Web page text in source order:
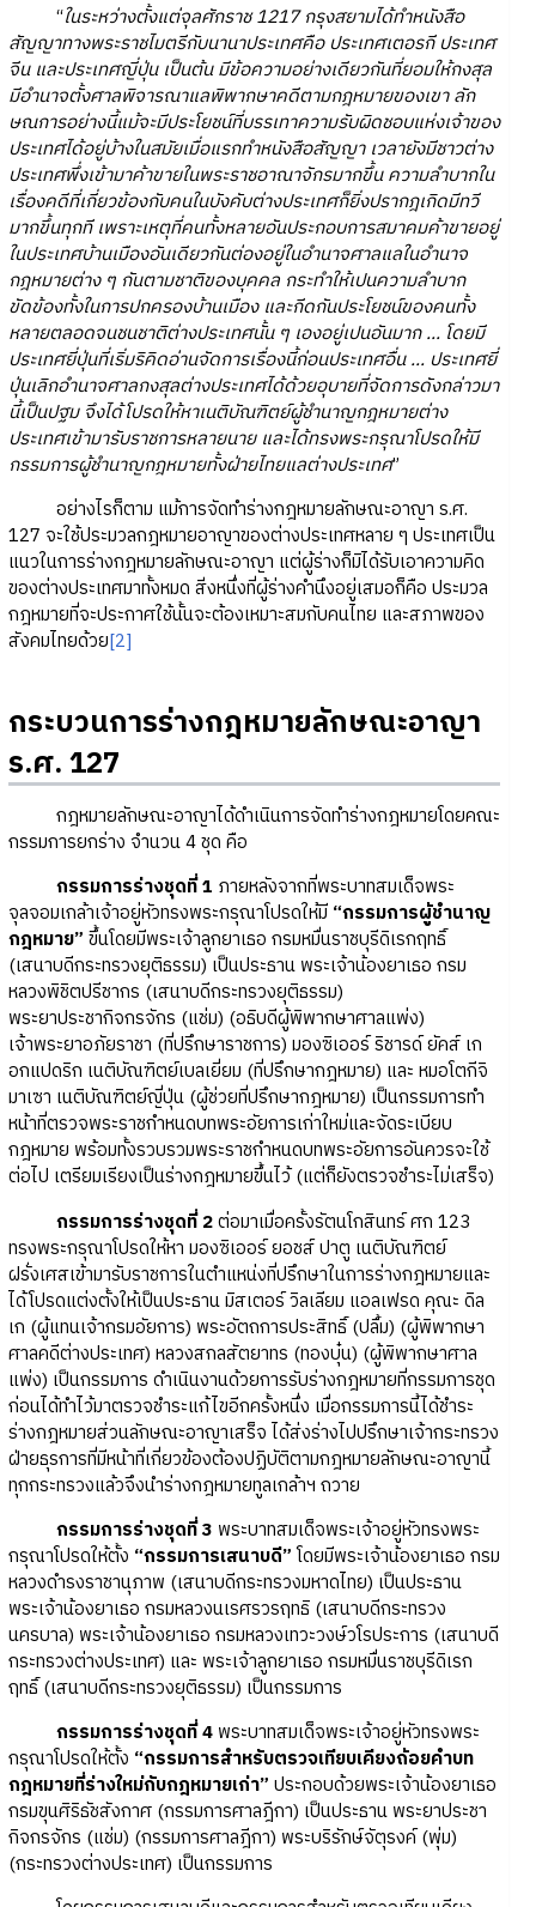
“ในระหว่างตั้งแต่จุลศักราช 1217 กรุงสยามได้ทำหนังสือ
สัญญาทางพระราชไมตรีกับนานาประเทศคือ ประเทศเตอรกี ประเทศ
จีน และประเทศญี่ปุ่น เป็นต้น มีข้อความอย่างเดียวกันที่ยอมให้กงสุล
มีอำนาจตั้งศาลพิจารณาแลพิพากษาคดีตามกฎหมายของเขา ลัก
ษณการอย่างนี้แม้จะมีประโยชน์ที่บรรเทาความรับผิดชอบแห่งเจ้าของ
ประเทศได้อยู่บ้างในสมัยเมื่อแรกทำหนังสือสัญญา เวลายังมีชาวต่าง
ประเทศพึ่งเข้ามาค้าขายในพระราชอาณาจักรมากขึ้น ความลำบากใน
เรื่องคดีที่เกี่ยวข้องกับคนในบังคับต่างประเทศก็ยิ่งปรากฎเกิดมีทวี
มากขึ้นทุกที เพราะเหตุที่คนทั้งหลายอันประกอบการสมาคมค้าขายอยู่
ในประเทศบ้านเมืองอันเดียวกันต่องอยู่ในอำนาจศาลแลในอำนาจ
กฎหมายต่าง ๆ กันตามชาติของบุคคล กระทำให้เปนความลำบาก
ขัดข้องทั้งในการปกครองบ้านเมือง และกีดกันประโยชน์ของคนทั้ง
หลายตลอดจนชนชาติต่างประเทศนั้น ๆ เองอยู่เปนอันมาก ... โดยมี
ประเทศยี่ปุ่นที่เริ่มริคิดอ่านจัดการเรื่องนี้ก่อนประเทศอื่น ... ประเทศยี่
ปุ่นเลิกอำนาจศาลกงสุลต่างประเทศได้ด้วยอุบายที่จัดการดังกล่าวมา
นี้เป็นปฐม จึงได้โปรดให้หาเนติบัณฑิตย์ผู้ชำนาญกฎหมายต่าง
ประเทศเข้ามารับราชการหลายนาย และได้ทรงพระกรุณาโปรดให้มี
กรรมการผู้ชำนาญกฎหมายทั้งฝ่ายไทยแลต่างประเทศ”
อย่างไรก็ตาม แม้การจัดทำร่างกฎหมายลักษณะอาญา ร.ศ.
127 จะใช้ประมวลกฎหมายอาญาของต่างประเทศหลาย ๆ ประเทศเป็น
แนวในการร่างกฎหมายลักษณะอาญา แต่ผู้ร่างก็มิได้รับเอาความคิด
ของต่างประเทศมาทั้งหมด สิ่งหนึ่งที่ผู้ร่างคำนึงอยู่เสมอก็คือ ประมวล
กฎหมายที่จะประกาศใช้นั้นจะต้องเหมาะสมกับคนไทย และสภาพของ
สังคมไทยด้วย[2]
กระบวนการร่างกฎหมายลักษณะอาญา
ร.ศ. 127
กฎหมายลักษณะอาญาได้ดำเนินการจัดทำร่างกฎหมายโดยคณะ
กรรมการยกร่าง จำนวน 4 ชุด คือ
กรรมการร่างชุดที่ 1 ภายหลังจากที่พระบาทสมเด็จพระ
จุลจอมเกล้าเจ้าอยู่หัวทรงพระกรุณาโปรดให้มี “กรรมการผู้ชำนาญ
กฎหมาย” ขึ้นโดยมีพระเจ้าลูกยาเธอ กรมหมื่นราชบุรีดิเรกฤทธิ์
(เสนาบดีกระทรวงยุติธรรม) เป็นประธาน พระเจ้าน้องยาเธอ กรม
หลวงพิชิตปรีชากร (เสนาบดีกระทรวงยุติธรรม)
พระยาประชากิจกรจักร (แช่ม) (อธิบดีผู้พิพากษาศาลแพ่ง)
เจ้าพระยาอภัยราชา (ที่ปรึกษาราชการ) มองซิเออร์ ริชารด์ ยัคส์ เก
อกแปดริก เนติบัณฑิตย์เบลเยี่ยม (ที่ปรึกษากฎหมาย) และ หมอโตกีจิ
มาเซา เนติบัณฑิตย์ญี่ปุ่น (ผู้ช่วยที่ปรึกษากฎหมาย) เป็นกรรมการทำ
หน้าที่ตรวจพระราชกำหนดบทพระอัยการเก่าใหม่และจัดระเบียบ
กฎหมาย พร้อมทั้งรวบรวมพระราชกำหนดบทพระอัยการอันควรจะใช้
ต่อไป เตรียมเรียงเป็นร่างกฎหมายขึ้นไว้ (แต่ก็ยังตรวจชำระไม่เสร็จ)
กรรมการร่างชุดที่ 2ต่อมาเมื่อครั้งรัตนโกสินทร์ ศก 123
ทรงพระกรุณาโปรดให้หา มองซิเออร์ ยอชส์ ปาตู เนติบัณฑิตย์
ฝรั่งเศสเข้ามารับราชการในตำแหน่งที่ปรึกษาในการร่างกฎหมายและ
ได้โปรดแต่งตั้งให้เป็นประธาน มิสเตอร์ วิลเลียม แอลเฟรด คุณะ ดิล
เก (ผู้แทนเจ้ากรมอัยการ) พระอัตถการประสิทธิ์ (ปลื้ม) (ผู้พิพากษา
ศาลคดีต่างประเทศ) หลวงสกลสัตยาทร (ทองบุ๋น) (ผู้พิพากษาศาล
แพ่ง) เป็นกรรมการ ดำเนินงานด้วยการรับร่างกฎหมายที่กรรมการชุด
ก่อนได้ทำไว้มาตรวจชำระแก้ไขอีกครั้งหนึ่ง เมื่อกรรมการนี้ได้ชำระ
ร่างกฎหมายส่วนลักษณะอาญาเสร็จ ได้ส่งร่างไปปรึกษาเจ้ากระทรวง
ฝ่ายธุรการที่มีหน้าที่เกี่ยวข้องต้องปฏิบัติตามกฎหมายลักษณะอาญานี้
ทุกกระทรวงแล้วจึงนำร่างกฎหมายทูลเกล้าฯ ถวาย
กรรมการร่างชุดที่ 3 พระบาทสมเด็จพระเจ้าอยู่หัวทรงพระ
กรุณาโปรดให้ตั้ง “กรรมการเสนาบดี”โดยมีพระเจ้าน้องยาเธอ กรม
หลวงดำรงราชานุภาพ (เสนาบดีกระทรวงมหาดไทย) เป็นประธาน
พระเจ้าน้องยาเธอ กรมหลวงนเรศรวรฤทธิ (เสนาบดีกระทรวง
นครบาล) พระเจ้าน้องยาเธอ กรมหลวงเทวะวงษ์วโรประการ (เสนาบดี
กระทรวงต่างประเทศ) และ พระเจ้าลูกยาเธอ กรมหมื่นราชบุรีดิเรก
ฤทธิ์ (เสนาบดีกระทรวงยุติธรรม) เป็นกรรมการ
กรรมการร่างชุดที่ 4พระบาทสมเด็จพระเจ้าอยู่หัวทรงพระ
กรุณาโปรดให้ตั้ง “กรรมการสำหรับตรวจเทียบเคียงถ้อยคำบท
กฎหมายที่ร่างใหม่กับกฎหมายเก่า” ประกอบด้วยพระเจ้าน้องยาเธอ
กรมขุนศิริธัชสังกาศ (กรรมการศาลฎีกา) เป็นประธาน พระยาประชา
กิจกรจักร (แช่ม) (กรรมการศาลฎีกา) พระบริรักษ์จัตุรงค์ (พุ่ม)
(กระทรวงต่างประเทศ) เป็นกรรมการ